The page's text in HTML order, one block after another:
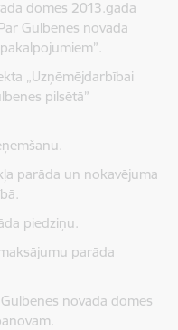
domes 2013.gada
Gulbenes novada
„Uzņēmējdarbībai
pilsētā”
parāda un nokavējuma
piedziņu.
parāda
novada domes